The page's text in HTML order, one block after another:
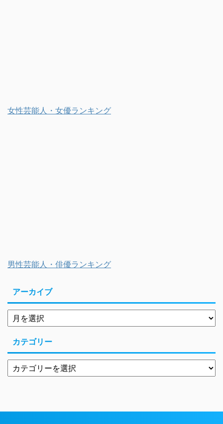
女性芸能人・女優ランキング
男性芸能人・俳優ランキング
アーカイブ
カテゴリー